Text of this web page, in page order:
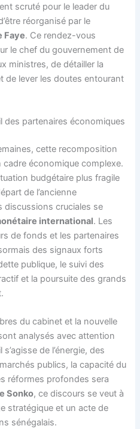
scruté pour le leader du
réorganisé par le
Faye. Ce rendez-vous
le chef du gouvernement de
ministres, de détailler la
de lever les doutes entourant
des partenaires économiques
cette recomposition
cadre économique complexe.
budgétaire plus fragile
de l’ancienne
discussions cruciales se
international. Les
de fonds et les partenaires
des signaux forts
publique, le suivi des
et la poursuite des grands
du cabinet et la nouvelle
analysés avec attention
s’agisse de l’énergie, des
publics, la capacité du
réformes profondes sera
Sonko, ce discours se veut à
stratégique et un acte de
sénégalais.